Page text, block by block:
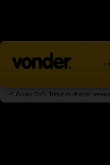
»
© Grupo OVD. Todos os direitos